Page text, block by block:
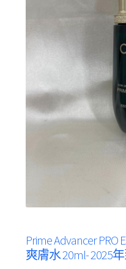
Prime Advancer PRO
爽膚水 20ml- 2025